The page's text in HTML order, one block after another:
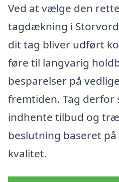
Ved at vælge den
tagdækning i
dit tag bliver udført
føre til langvarig
besparelser på
fremtiden. Tag derfor
indhente tilbud og
beslutning baseret
kvalitet.